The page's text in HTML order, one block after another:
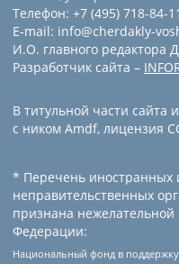
Телефон: +7 (495) 718-84-11
E-mail: info@cherdakly-
И.О. главного редактора
Разработчик сайта –
В титульной части сайта
с ником Amdf, лицензия
* Перечень иностранных
неправительственных
признана нежелательной
Федерации:
Национальный фонд в